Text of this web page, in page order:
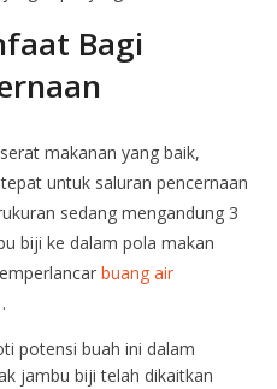
Bagi
makanan yang baik,
untuk saluran pencernaan
sedang mengandung 3
biji ke dalam pola makan
buang air
.
potensi buah ini dalam
jambu biji telah dikaitkan